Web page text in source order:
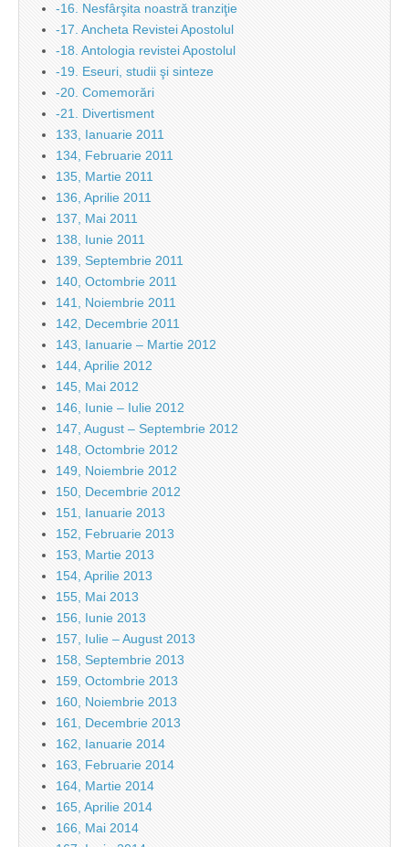
-16. Nesfârşita noastră tranziţie
-17. Ancheta Revistei Apostolul
-18. Antologia revistei Apostolul
-19. Eseuri, studii şi sinteze
-20. Comemorări
-21. Divertisment
133, Ianuarie 2011
134, Februarie 2011
135, Martie 2011
136, Aprilie 2011
137, Mai 2011
138, Iunie 2011
139, Septembrie 2011
140, Octombrie 2011
141, Noiembrie 2011
142, Decembrie 2011
143, Ianuarie – Martie 2012
144, Aprilie 2012
145, Mai 2012
146, Iunie – Iulie 2012
147, August – Septembrie 2012
148, Octombrie 2012
149, Noiembrie 2012
150, Decembrie 2012
151, Ianuarie 2013
152, Februarie 2013
153, Martie 2013
154, Aprilie 2013
155, Mai 2013
156, Iunie 2013
157, Iulie – August 2013
158, Septembrie 2013
159, Octombrie 2013
160, Noiembrie 2013
161, Decembrie 2013
162, Ianuarie 2014
163, Februarie 2014
164, Martie 2014
165, Aprilie 2014
166, Mai 2014